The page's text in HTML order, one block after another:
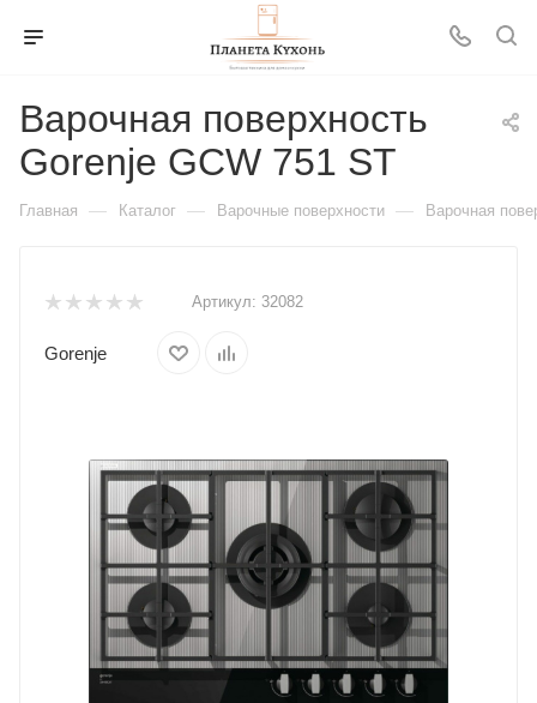
Варочная поверхность
Gorenje GCW 751 ST
Главная — Каталог — Варочные поверхности — Варочная
Артикул: 32082
Gorenje